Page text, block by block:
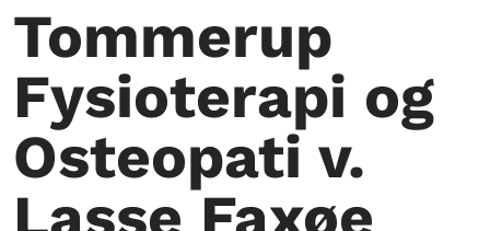
Tommerup
Fysioterapi og
Osteopati v.
Lasse Faxøe